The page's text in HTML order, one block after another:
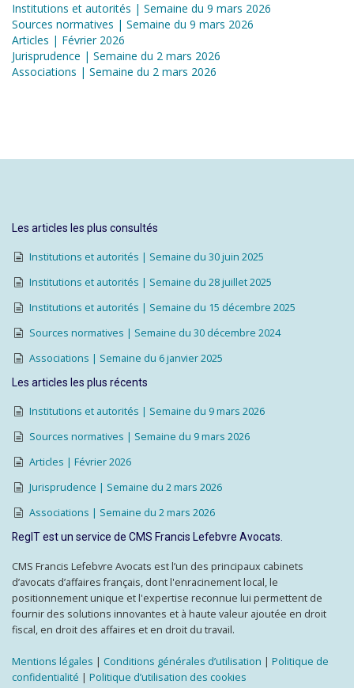
Institutions et autorités | Semaine du 9 mars 2026
Sources normatives | Semaine du 9 mars 2026
Articles | Février 2026
Jurisprudence | Semaine du 2 mars 2026
Associations | Semaine du 2 mars 2026
Les articles les plus consultés
Institutions et autorités | Semaine du 30 juin 2025
Institutions et autorités | Semaine du 28 juillet 2025
Institutions et autorités | Semaine du 15 décembre 2025
Sources normatives | Semaine du 30 décembre 2024
Associations | Semaine du 6 janvier 2025
Les articles les plus récents
Institutions et autorités | Semaine du 9 mars 2026
Sources normatives | Semaine du 9 mars 2026
Articles | Février 2026
Jurisprudence | Semaine du 2 mars 2026
Associations | Semaine du 2 mars 2026
RegIT est un service de CMS Francis Lefebvre Avocats.
CMS Francis Lefebvre Avocats est l’un des principaux cabinets
d’avocats d’affaires français, dont l'enracinement local, le
positionnement unique et l'expertise reconnue lui permettent de
fournir des solutions innovantes et à haute valeur ajoutée en droit
fiscal, en droit des affaires et en droit du travail.
Mentions légales | Conditions générales d’utilisation | Politique de
confidentialité | Politique d’utilisation des cookies